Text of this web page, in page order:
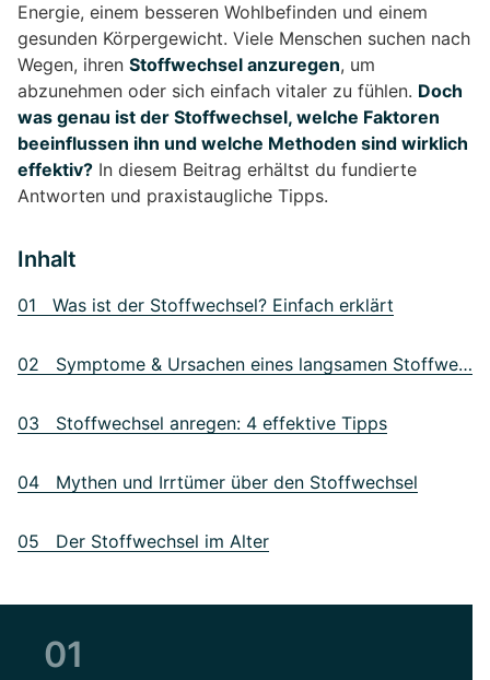
Energie, einem besseren Wohlbefinden und einem
gesunden Körpergewicht. Viele Menschen suchen nach
Wegen, ihren Stoffwechsel anzuregen, um
abzunehmen oder sich einfach vitaler zu fühlen. Doch
was genau ist der Stoffwechsel, welche Faktoren
beeinflussen ihn und welche Methoden sind wirklich
effektiv? In diesem Beitrag erhältst du fundierte
Antworten und praxistaugliche Tipps.
Inhalt
01 Was ist der Stoffwechsel? Einfach erklärt
02 Symptome & Ursachen eines langsamen Stoffwechsels
03 Stoffwechsel anregen: 4 effektive Tipps
04 Mythen und Irrtümer über den Stoffwechsel
05 Der Stoffwechsel im Alter
01